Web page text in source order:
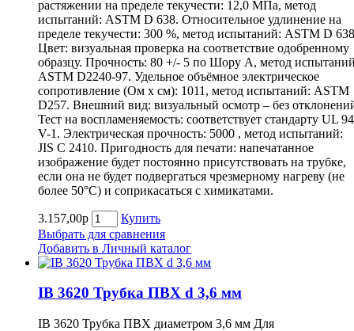
растяжении на пределе текучести: 12,0 МПа, метод
испытаний: ASTM D 638. Относительное удлинение на
пределе текучести: 300 %, метод испытаний: ASTM D
Цвет: визуальная проверка на соответствие одобренному
образцу. Прочность: 80 +/- 5 по Шору А, метод
ASTM D2240-97. Удельное объёмное электрическое
сопротивление (Ом х см): 1011, метод испытаний: ASTM
D257. Внешний вид: визуальный осмотр – без
Тест на воспламеняемость: соответствует стандарту UL 94
V-1. Электрическая прочность: 5000 , метод испытаний:
JIS C 2410. Пригодность для печати: напечатанное
изображение будет постоянно присутствовать на трубке,
если она не будет подвергаться чрезмерному нагреву (не
более 50°С) и соприкасаться с химикатами.
3.157,00р
Купить
Выбрать для сравнения
Добавить в Личный каталог
IB 3620 Трубка ПВХ d 3,6 мм
IB 3620 Трубка ПВХ диаметром 3,6 мм Для